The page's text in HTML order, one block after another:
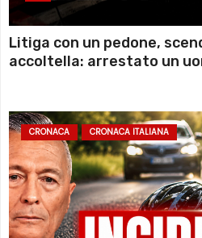
Litiga con un pedone,
accoltella: arrestato un
CRONACA CRONACA ITALIANA